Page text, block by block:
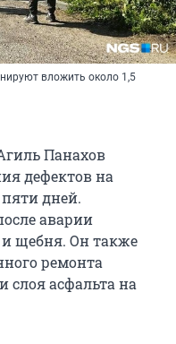
вложить около 1,5
Панахов
дефектов на
пяти дней.
аварии
щебня. Он также
ремонта
слоя асфальта на